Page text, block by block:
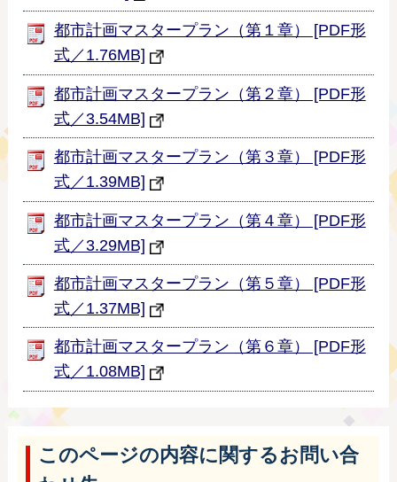
都市計画マスタープラン（第１章） [PDF形
式／1.76MB]
都市計画マスタープラン（第２章） [PDF形
式／3.54MB]
都市計画マスタープラン（第３章） [PDF形
式／1.39MB]
都市計画マスタープラン（第４章） [PDF形
式／3.29MB]
都市計画マスタープラン（第５章） [PDF形
式／1.37MB]
都市計画マスタープラン（第６章） [PDF形
式／1.08MB]
このページの内容に関するお問い合